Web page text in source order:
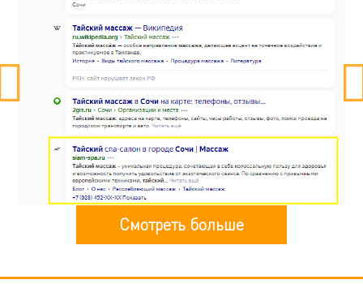
Смотреть больше